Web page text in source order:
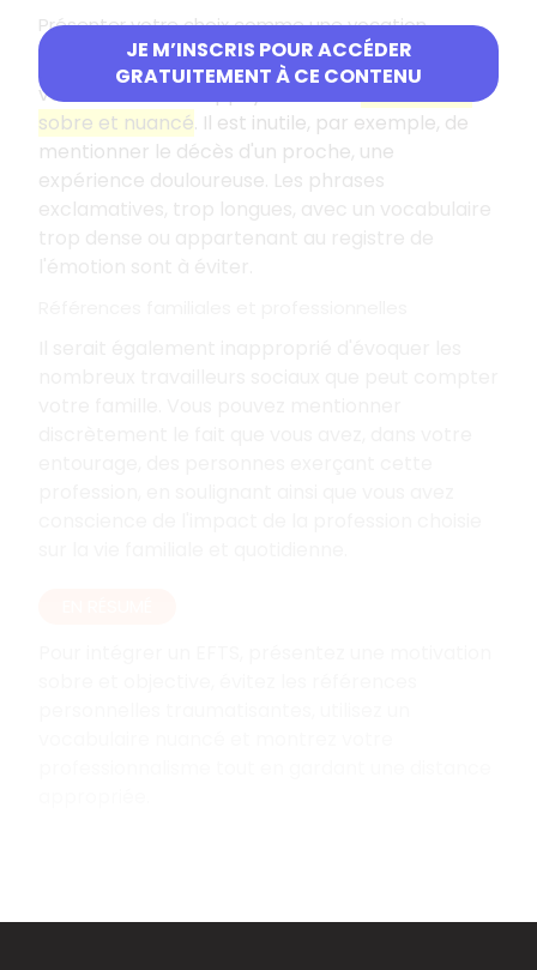
JE M’INSCRIS POUR ACCÉDER
GRATUITEMENT À CE CONTENU
Présenter votre choix comme une vocation
Vous pouvez présenter votre choix comme une
vocation en vous appuyant sur un
sobre et nuancé. Il est inutile, par exemple, de
mentionner le décès d'un proche, une
expérience douloureuse. Les phrases